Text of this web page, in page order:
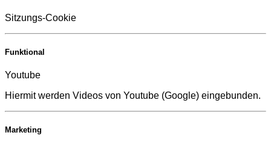
Sitzungs-Cookie
Funktional
Youtube
Hiermit werden Videos von Youtube (Google) eingebunden.
Marketing